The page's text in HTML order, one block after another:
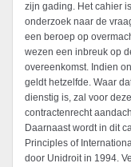
zijn gading. Het cahier
onderzoek naar de
een beroep op
wezen een inbreuk op
overeenkomst. Indien
geldt hetzelfde. Waar
dienstig is, zal voor
contractenrecht
Daarnaast wordt in dit
Principles of
door Unidroit in 1994.